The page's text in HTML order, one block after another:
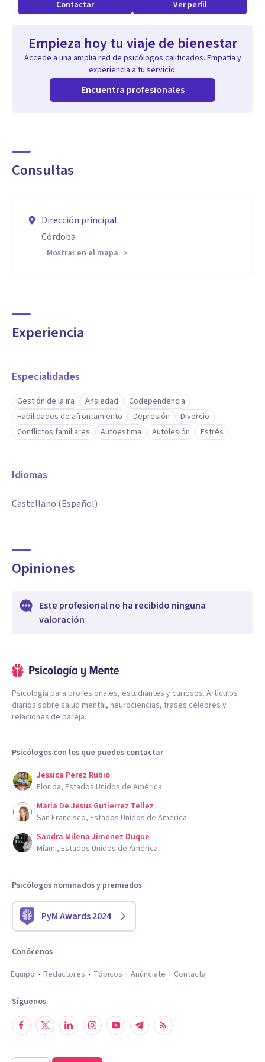
coloca en oídos de un total desconocido su historia más
Aptitudes
Me considero un profesional integro que aloja el
sufrimiento del otro como un sujeto de derechos que se
sienta incomodo o angustiado, prefiero no ahondar y
continuar conversando sobre lo que el consultante desee
Contactar Ver perfil
Empieza hoy tu viaje de bienestar
Accede a una amplia red de psicólogos calificados. Empatía y
experiencia a tu servicio.
Encuentra profesionales
Consultas
Dirección principal
Córdoba
Mostrar en el mapa
Experiencia
Especialidades
Gestión de la ira Ansiedad
Codependencia
Habilidades de afrontamiento
Depresión
Divorcio
Conflictos familiares
Autoestima Autolesión Estrés
Idiomas
Castellano (Español)
Opiniones
Este profesional no ha recibido ninguna
valoración
Psicología para profesionales, estudiantes y curiosos. Artículos
diarios sobre salud mental, neurociencias, frases célebres y
relaciones de pareja.
Psicólogos con los que puedes contactar
Jessica Perez Rubio
Florida, Estados Unidos de América
Maria De Jesus Gutierrez Tellez
San Francisco, Estados Unidos de América
Sandra Milena Jimenez Duque
Miami, Estados Unidos de América
Psicólogos nominados y premiados
PyM Awards 2024
Conócenos
Equipo
Redactores Tópicos Anúnciate Contacta
Síguenos